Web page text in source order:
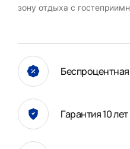
зону отдыха с
Гарантия 10 лет